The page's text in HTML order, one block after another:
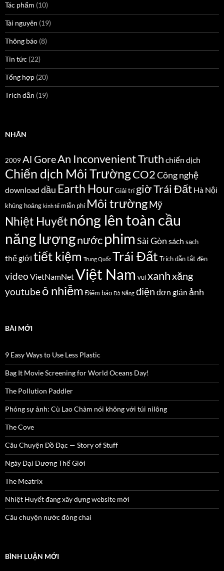
Tác phẩm (10)
Tài nguyên (19)
Thông báo (8)
Tin tức (22)
Tổng hợp (20)
Trích dẫn (19)
NHÃN
2009 Al GoreAn Inconvenient Truth chiến dịch
Chiến dịch Môi TrườngCO2Công nghệ
download dầu Earth HourGiải trí giờ Trái Đất Hà Nội
khủng hoảng kinh tế miễn phí Môi trườngMỹ
Nhiệt Huyết nóng lên toàn cầu
năng lượngnướcphim Sài Gòn sách sạch
thế giới tiết kiệm Trung Quốc Trái Đất Trích dẫntắt đèn
video VietNamNetViệt Nam vuixanhxăng
youtubeô nhiễm Điểm báo Đà Nẵng điện đơn giản ảnh
BÀI MỚI
9 Easy Ways to Use Less Plastic
Bag It Movie Screening for World Oceans Day!
The Pollution Paddler
Phóng sự ảnh: Cù Lao Chàm nói không với túi nilông
The Cove
Câu Chuyện Đồ Đạc — Story of Stuff
Ngày Đại Dương Thế Giới
The Meatrix
Nhiệt Huyết đang xây dựng website mới
Câu chuyện nước đóng chai
BÌNH LUẬN MỚI